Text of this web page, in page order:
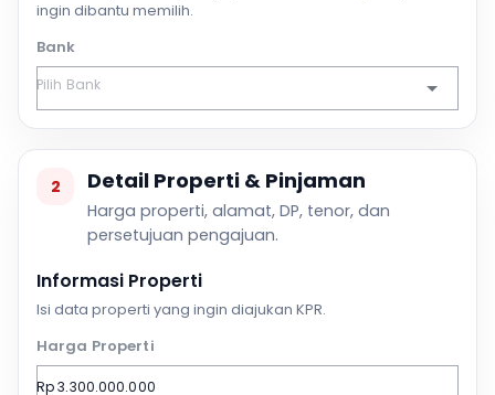
ingin dibantu memilih.
Bank
2 Detail Properti & Pinjaman
Harga properti, alamat, DP, tenor, dan
persetujuan pengajuan.
Informasi Properti
Isi data properti yang ingin diajukan KPR.
Harga Properti